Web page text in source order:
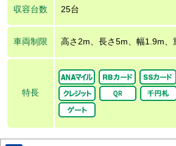
収容台数 25台
車両制限 高さ2m、長さ5m、幅1.9m、
特長